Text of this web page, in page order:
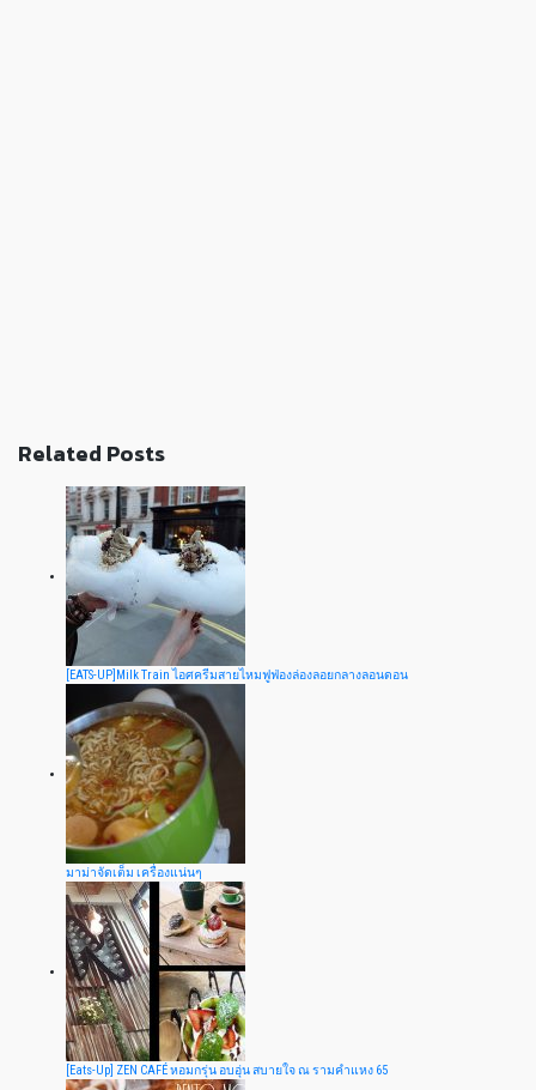
Related Posts
[EATS-UP]Milk Train ไอศครีมสายไหมฟูฟ่องล่องลอยกลางลอนดอน
มาม่าจัดเต็ม เครื่องแน่นๆ
[Eats-Up] ZEN CAFÉ หอมกรุ่น อบอุ่น สบายใจ ณ รามคำแหง 65